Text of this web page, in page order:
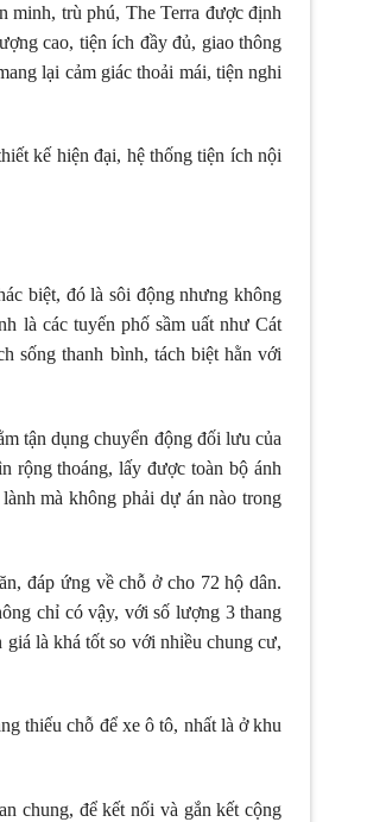
minh, trù phú, The Terra được định
cao, tiện ích đầy đủ, giao thông
lại cảm giác thoải mái, tiện nghi
kế hiện đại, hệ thống tiện ích nội
biệt, đó là sôi động nhưng không
là các tuyến phố sầm uất như Cát
sống thanh bình, tách biệt hằn với
tận dụng chuyển động đối lưu của
rộng thoáng, lấy được toàn bộ ánh
mà không phải dự án nào trong
đáp ứng về chỗ ở cho 72 hộ dân.
chỉ có vậy, với số lượng 3 thang
là khá tốt so với nhiều chung cư,
thiếu chỗ để xe ô tô, nhất là ở khu
chung, để kết nối và gắn kết cộng